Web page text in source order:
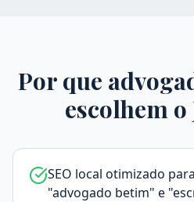
Por que
escolhem
SEO local otimizado
"advogado betim" e